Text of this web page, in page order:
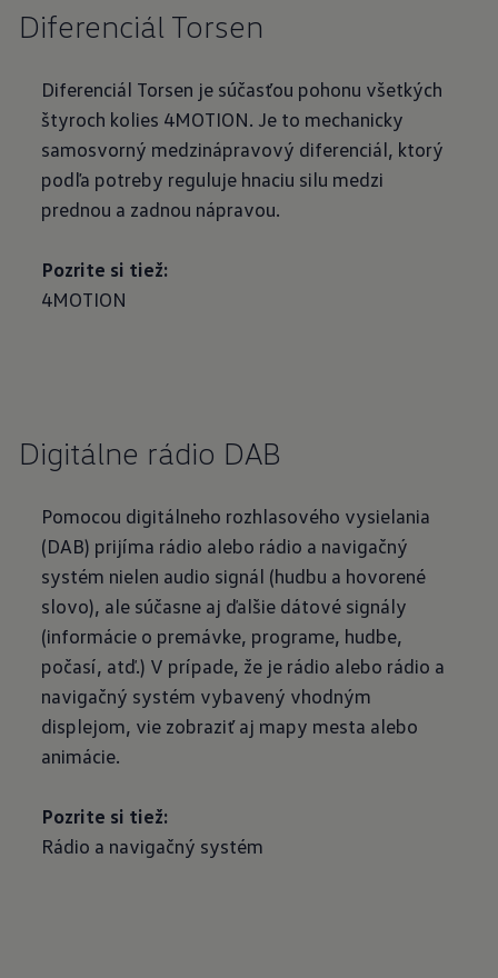
Diferenciál Torsen
Diferenciál Torsen je súčasťou pohonu všetkých
štyroch kolies 4MOTION. Je to mechanicky
samosvorný medzinápravový diferenciál, ktorý
podľa potreby reguluje hnaciu silu medzi
prednou a zadnou nápravou.
Pozrite si tiež:
4MOTION
Digitálne rádio DAB
Pomocou digitálneho rozhlasového vysielania
(DAB) prijíma rádio alebo rádio a navigačný
systém nielen audio signál (hudbu a hovorené
slovo), ale súčasne aj ďalšie dátové signály
(informácie o premávke, programe, hudbe,
počasí, atď.) V prípade, že je rádio alebo rádio a
navigačný systém vybavený vhodným
displejom, vie zobraziť aj mapy mesta alebo
animácie.
Pozrite si tiež:
Rádio a navigačný systém